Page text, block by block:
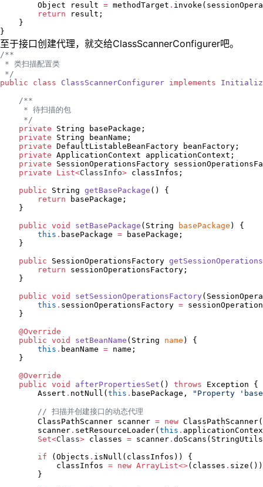
Object result = methodTarget .
return result;
    }
}
至于接口创建代理，就交给ClassScannerConfigurer吧。
/**
* 类扫描配置类
*/
public
class ClassScannerConfigurer implements
/**
     * 待扫描的包
*/
private
String basePackage;
private
String beanName;
private DefaultListableBeanFactory beanFactory;
private ApplicationContext applicationContext;
private
SessionOperationsFactory
private
List<ClassInfo> classInfos;
public
String getBasePackage () {
return basePackage;
    }
public void setBasePackage ( String basePackage ) {
this . basePackage = basePackage;
    }
public
SessionOperationsFactory
return sessionOperationsFactory;
    }
public void setSessionOperationsFactory(
this . sessionOperationsFactory =
    }
@Override
public void setBeanName ( String name ) {
this . beanName = name;
    }
@Override
public void afterPropertiesSet () throws Exception {
Assert . notNull( this . basePackage, " Property
// 扫描并创建接口的动态代理
ClassPathScanner scanner = new ClassPathScanner
        scanner
. setResourceLoader( this .
Set<Class> classes = scanner . doScans( StringUtils
if ( Objects . isNull(classInfos)) {
            classInfos
= new ArrayList<>(classes .
        }